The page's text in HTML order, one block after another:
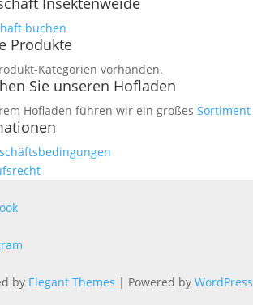
buchen
Produkte
Kategorien vorhanden.
Sie unseren Hofladen
Hofladen führen wir ein großesSortiment
by Elegant Themes | Powered byWordPress